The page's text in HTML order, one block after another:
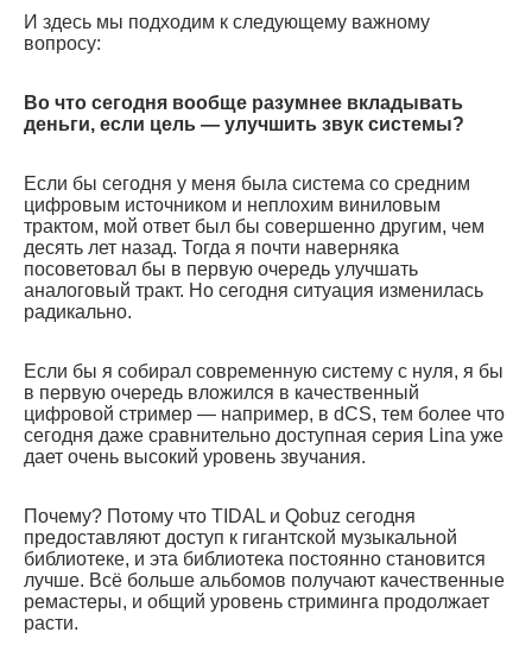
И здесь мы подходим к следующему важному
вопросу:
Во что сегодня вообще разумнее вкладывать
деньги, если цель — улучшить звук системы?
Если бы сегодня у меня была система со средним
цифровым источником и неплохим виниловым
трактом, мой ответ был бы совершенно другим, чем
десять лет назад. Тогда я почти наверняка
посоветовал бы в первую очередь улучшать
аналоговый тракт. Но сегодня ситуация изменилась
радикально.
Если бы я собирал современную систему с нуля, я бы
в первую очередь вложился в качественный
цифровой стример — например, в dCS, тем более что
сегодня даже сравнительно доступная серия Lina уже
дает очень высокий уровень звучания.
Почему? Потому что TIDAL и Qobuz сегодня
предоставляют доступ к гигантской музыкальной
библиотеке, и эта библиотека постоянно становится
лучше. Всё больше альбомов получают качественные
ремастеры, и общий уровень стриминга продолжает
расти.